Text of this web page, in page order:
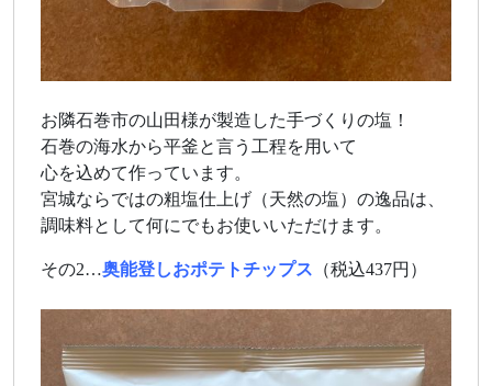
お隣石巻市の山田様が製造した手づくりの塩！
石巻の海水から平釜と言う工程を用いて
心を込めて作っています。
宮城ならではの粗塩仕上げ（天然の塩）の逸品は、
調味料として何にでもお使いいただけます。
その2…奥能登しおポテトチップス （税込437円）